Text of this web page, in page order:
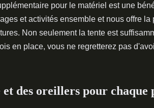
pour le matériel est une
et activités ensemble et nous offre
Non seulement la tente est
en place, vous ne regretterez pas
et des oreillers pour chaque